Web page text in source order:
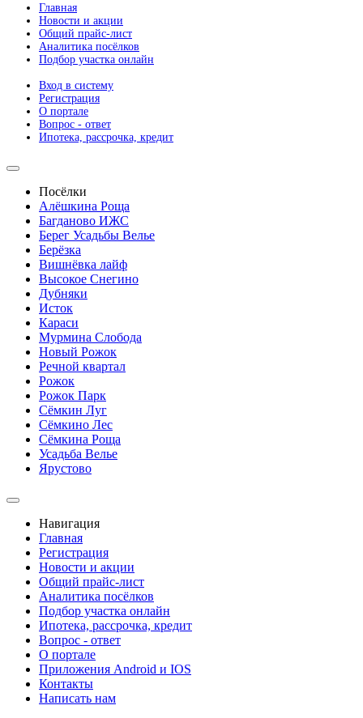
Главная
Новости и акции
Общий прайс-лист
Аналитика посёлков
Подбор участка онлайн
Вход в систему
Регистрация
О портале
Вопрос - ответ
Ипотека, рассрочка, кредит
Посёлки
Алёшкина Роща
Багданово ИЖС
Берег Усадьбы Велье
Берёзка
Вишнёвка лайф
Высокое Снегино
Дубняки
Исток
Караси
Мурмина Слобода
Новый Рожок
Речной квартал
Рожок
Рожок Парк
Сёмкин Луг
Сёмкино Лес
Сёмкина Роща
Усадьба Велье
Ярустово
Навигация
Главная
Регистрация
Новости и акции
Общий прайс-лист
Аналитика посёлков
Подбор участка онлайн
Ипотека, рассрочка, кредит
Вопрос - ответ
О портале
Приложения Android и IOS
Контакты
Написать нам